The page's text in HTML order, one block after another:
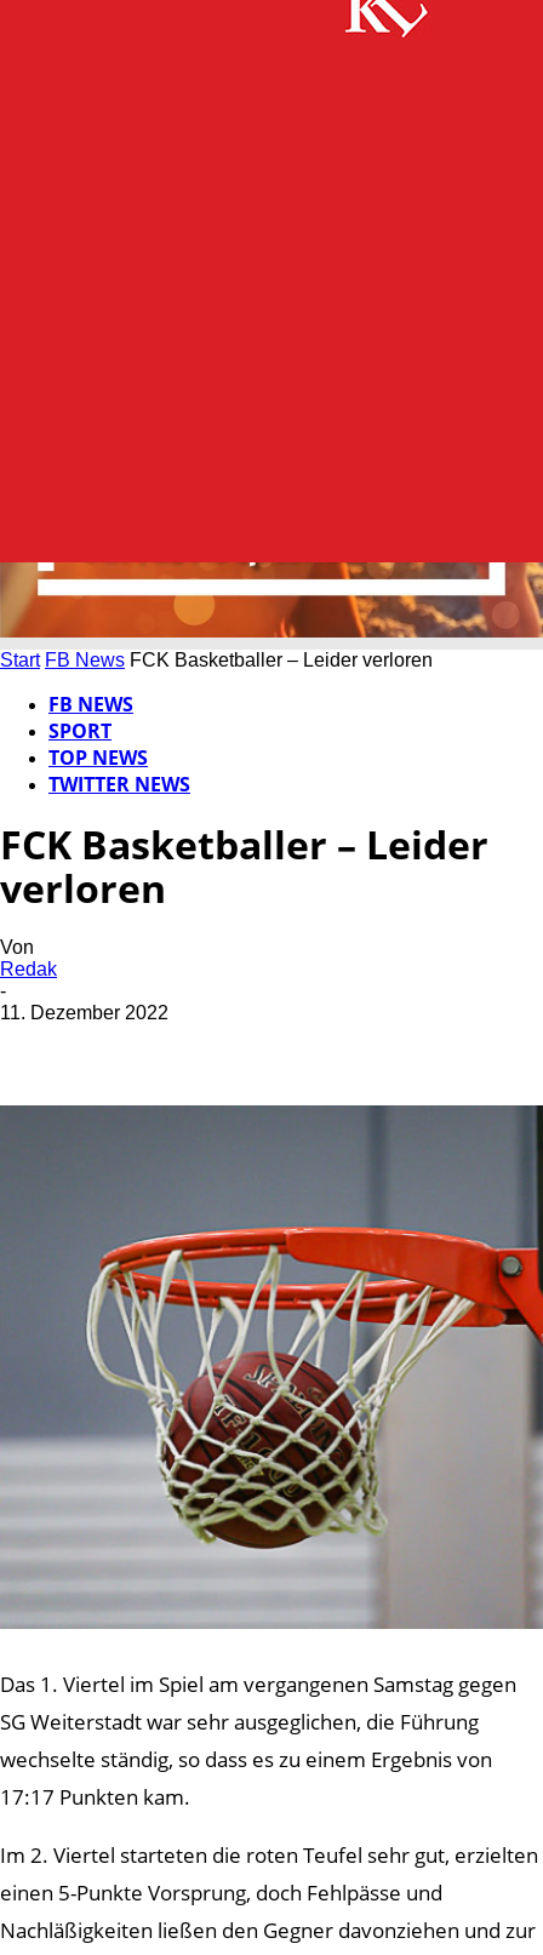
Start FB News FCK Basketballer – Leider verloren
FB NEWS
SPORT
TOP NEWS
TWITTER NEWS
FCK Basketballer – Leider
verloren
Von
Redak
-
11. Dezember 2022
Das 1. Viertel im Spiel am vergangenen Samstag gegen
SG Weiterstadt war sehr ausgeglichen, die Führung
wechselte ständig, so dass es zu einem Ergebnis von
17:17 Punkten kam.
Im 2. Viertel starteten die roten Teufel sehr gut, erzielten
einen 5-Punkte Vorsprung, doch Fehlpässe und
Nachläßigkeiten ließen den Gegner davonziehen und zur